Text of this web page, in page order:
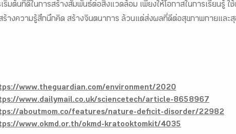
ริ่มต้นที่ดีในการสร้างสัมพันธ์ต่อสิ่งแวดล้อม เพียงให้โอกาสในการเรียนรู้
ร้างความรู้สึกนึกคิด สร้างจินตนาการ ล้วนแต่ส่งผลที่ดีต่อสุขภาพกายและสุ
www.theguardian.com/environment/2020
www.dailymail.co.uk/sciencetech/article-8658967
aboutmom.co/features/nature-deficit-disorder/22982
www.okmd.or.th/okmd-kratooktomkit/4035